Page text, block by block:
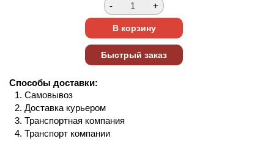
Способы доставки:
Самовывоз
Доставка курьером
Транспортная компания
Транспорт компании